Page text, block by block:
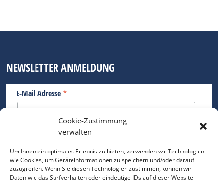
Cookie-Zustimmung
verwalten
Um Ihnen ein optimales Erlebnis zu bieten, verwenden wir Technologien
wie Cookies, um Geräteinformationen zu speichern und/oder darauf
zuzugreifen. Wenn Sie diesen Technologien zustimmen, können wir
Daten wie das Surfverhalten oder eindeutige IDs auf dieser Website
NEWSLETTER ANMELDUNG
E-Mail Adresse *
Bitte geben Sie Ihre E-Mail Adresse ein.
*